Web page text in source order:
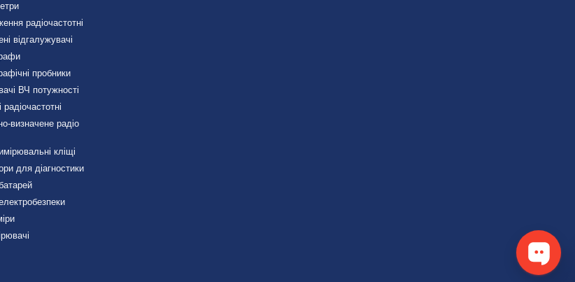
радіочастотні
відгалужувачі
пробники
ВЧ потужності
визначене радіо
кліщі
для діагностики